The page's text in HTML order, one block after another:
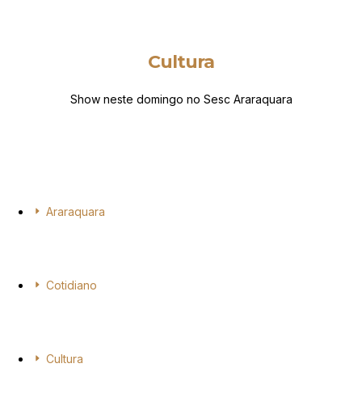
Cultura
Show neste domingo no Sesc Araraquara
Araraquara
Cotidiano
Cultura